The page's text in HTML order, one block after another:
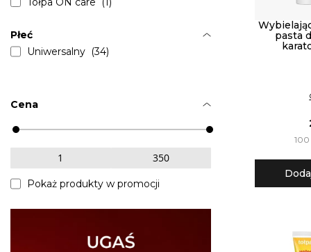
pasta
100
Płeć
Uniwersalny (34)
Cena
Pokaż produkty w promocji